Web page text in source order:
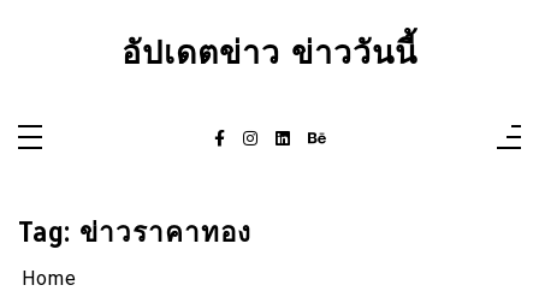
อัปเดตข่าว ข่าววันนี้
Tag: ข่าวราคาทอง
Home